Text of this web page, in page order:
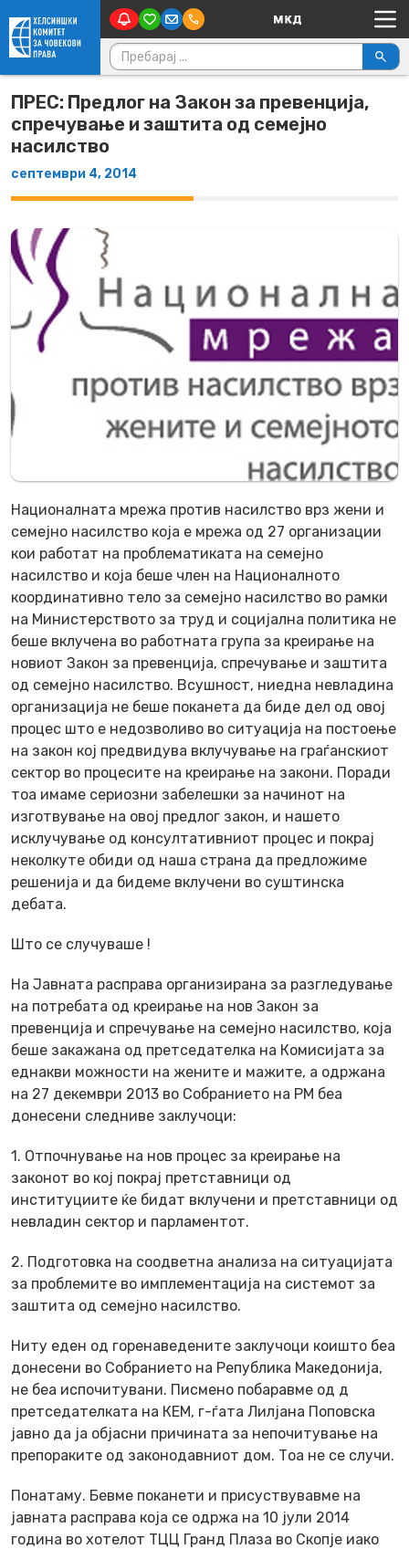
Skip to content Main Navigation
Пребарувај за:
ПРЕС: Предлог на Закон за превенција,
спречување и заштита од семејно
насилство
септември 4, 2014
Националната мрежа против насилство врз жени и
семејно насилство која е мрежа од 27 организации
кои работат на проблематиката на семејно
насилство и која беше член на Националното
координативно тело за семејно насилство во рамки
на Министерството за труд и социјална политика не
беше вклучена во работната група за креирање на
новиот Закон за превенција, спречување и заштита
од семејно насилство. Всушност, ниедна невладина
организација не беше поканета да биде дел од овој
процес што е недозволиво во ситуација на постоење
на закон кој предвидува вклучување на граѓанскиот
сектор во процесите на креирање на закони. Поради
тоа имаме сериозни забелешки за начинот на
изготвување на овој предлог закон, и нашето
исклучување од консултативниот процес и покрај
неколкуте обиди од наша страна да предложиме
решенија и да бидеме вклучени во суштинска
дебата.
Што се случуваше !
На Јавната расправа организирана за разгледување
на потребата од креирање на нов Закон за
превенција и спречување на семејно насилство, која
беше закажана од претседателка на Комисијата за
еднакви можности на жените и мажите, а одржана
на 27 декември 2013 во Собранието на РМ беа
донесени следниве заклучоци:
1. Отпочнување на нов процес за креирање на
законот во кој покрај претставници од
институциите ќе бидат вклучени и претставници од
невладин сектор и парламентот.
2. Подготовка на соодветна анализа на ситуацијата
за проблемите во имплементација на системот за
заштита од семејно насилство.
Ниту еден од горенаведените заклучоци коишто беа
донесени во Собранието на Република Македонија,
не беа испочитувани. Писмено побаравме од д
претседателката на КЕМ, г-ѓата Лилјана Поповска
јавно да ја објасни причината за непочитување на
препораките од законодавниот дом. Тоа не се случи.
Понатаму. Бевме поканети и присуствувавме на
јавната расправа која се одржа на 10 јули 2014
година во хотелот ТЦЦ Гранд Плаза во Скопје иако